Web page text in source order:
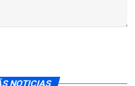
NOTICIAS